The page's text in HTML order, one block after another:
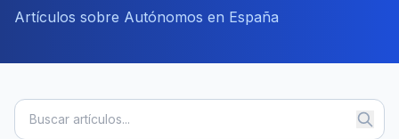
Artículos sobre Autónomos en España